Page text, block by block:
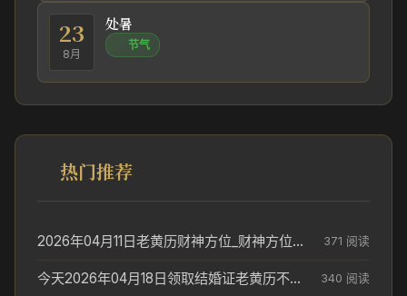
23
8月
处暑
节气
热门推荐
2026年04月11日老黄历财神方位_财神方位与供奉讲究 371 阅读
今天2026年04月18日领取结婚证老黄历不适合吗_领证日期参考 340 阅读